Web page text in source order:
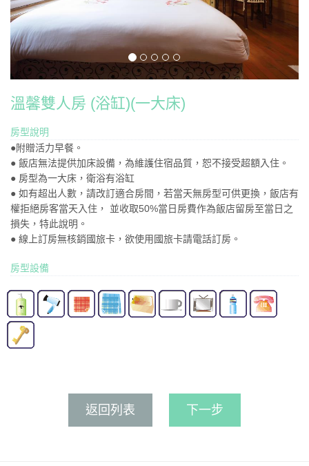
溫馨雙人房 (浴缸)(一大床)
房型說明
●附贈活力早餐。
● 飯店無法提供加床設備，為維護住宿品質，恕不接受超額入住。
● 房型為一大床，衛浴有浴缸
● 如有超出人數，請改訂適合房間，若當天無房型可供更換，飯店有
權拒絕房客當天入住， 並收取50%當日房費作為飯店留房至當日之
損失，特此說明。
● 線上訂房無核銷國旅卡，欲使用國旅卡請電話訂房。
房型設備
返回列表 下一步